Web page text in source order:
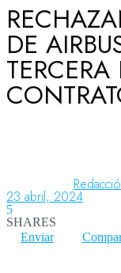
Aerolíneas
Aeronáutica
DE
TERCERA
23 abril, 2024
5
SHARES
Enviar